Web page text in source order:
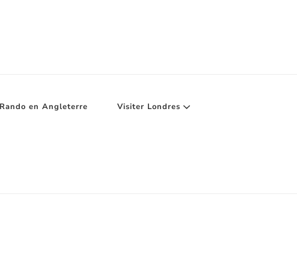
Rando en Angleterre Visiter Londres